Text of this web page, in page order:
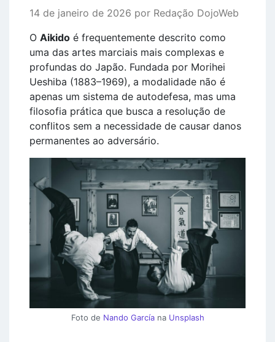
14 de janeiro de 2026 por Redação DojoWeb
O Aikido é frequentemente descrito como
uma das artes marciais mais complexas e
profundas do Japão. Fundada por Morihei
Ueshiba (1883–1969), a modalidade não é
apenas um sistema de autodefesa, mas uma
filosofia prática que busca a resolução de
conflitos sem a necessidade de causar danos
permanentes ao adversário.
Foto de Nando Garcíana Unsplash